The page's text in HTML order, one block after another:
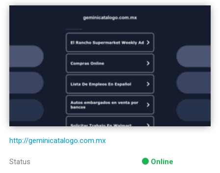
http://geminicatalogo.com.mx
Status Online